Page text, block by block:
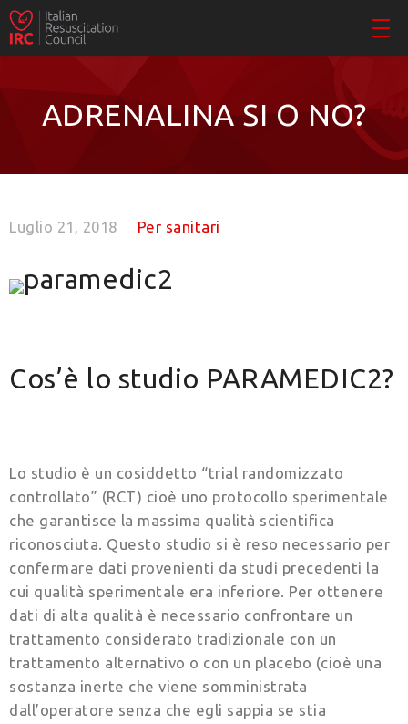
ADRENALINA SI O NO?
Luglio 21, 2018 Per sanitari
Cos’è lo studio PARAMEDIC2?
Lo studio è un cosiddetto “trial randomizzato
controllato” (RCT) cioè uno protocollo sperimentale
che garantisce la massima qualità scientifica
riconosciuta. Questo studio si è reso necessario per
confermare dati provenienti da studi precedenti la
cui qualità sperimentale era inferiore. Per ottenere
dati di alta qualità è necessario confrontare un
trattamento considerato tradizionale con un
trattamento alternativo o con un placebo (cioè una
sostanza inerte che viene somministrata
dall’operatore senza che egli sappia se stia